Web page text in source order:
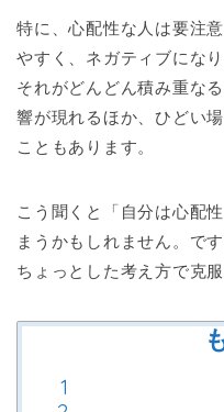
特に、心配性な人は要注
やすく、ネガティブにな
それがどんどん積み重な
響が現れるほか、ひどい
こともあります。
こう聞くと「自分は心配
まうかもしれません。で
ちょっとした考え方で克